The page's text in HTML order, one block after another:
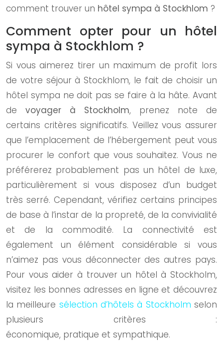
comment trouver un hôtel sympa à Stockhlom ?
Comment opter pour un hôtel
sympa à Stockhlom ?
Si vous aimerez tirer un maximum de profit lors
de votre séjour à Stockhlom, le fait de choisir un
hôtel sympa ne doit pas se faire à la hâte. Avant
de voyager à Stockholm, prenez note de
certains critères significatifs. Veillez vous assurer
que l’emplacement de l’hébergement peut vous
procurer le confort que vous souhaitez. Vous ne
préférerez probablement pas un hôtel de luxe,
particulièrement si vous disposez d’un budget
très serré. Cependant, vérifiez certains principes
de base à l’instar de la propreté, de la convivialité
et de la commodité. La connectivité est
également un élément considérable si vous
n’aimez pas vous déconnecter des autres pays.
Pour vous aider à trouver un hôtel à Stockholm,
visitez les bonnes adresses en ligne et découvrez
la meilleure sélection d’hôtels à Stockholm selon
plusieurs critères :
économique, pratique et sympathique.